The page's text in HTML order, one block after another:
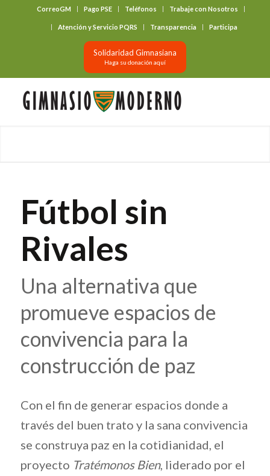
CorreoGM Pago PSE Teléfonos Trabaje con Nosotros
Atención y Servicio PQRS Transparencia Participa
Solidaridad Gimnasiana
Haga su donación aquí
Fútbol sin
Rivales
Una alternativa que
promueve espacios de
convivencia para la
construcción de paz
Con el fin de generar espacios donde a
través del buen trato y la sana convivencia
se construya paz en la cotidianidad, el
proyecto Tratémonos Bien, liderado por el